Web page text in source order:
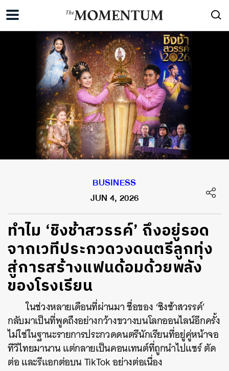
BUSINESS
JUN 4, 2026
ทำไม ‘ชิงช้าสวรรค์’ ถึงอยู่รอด
จากเวทีประกวดวงดนตรีลูกทุ่ง
สู่การสร้างแฟนด้อมด้วยพลัง
ของโรงเรียน
ในช่วงหลายเดือนที่ผ่านมา ชื่อของ ‘ชิงช้าสวรรค์’
กลับมาเป็นที่พูดถึงอย่างกว้างขวางบนโลกออนไลน์อีกครั้ง
ไม่ใช่ในฐานะรายการประกวดดนตรีนักเรียนที่อยู่คู่หน้าจอ
ทีวีไทยมานาน แต่กลายเป็นคอนเทนต์ที่ถูกนำไปแชร์ ตัด
ต่อ และรีแอกต่อบน TikTok อย่างต่อเนื่อง